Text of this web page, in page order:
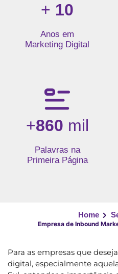
+ 10
Anos em
Marketing Digital
+860 mil
Palavras na
Primeira Página
Home
Empresa de Inbound
Para as empresas que
digital, especialmente